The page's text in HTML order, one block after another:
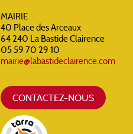
MAIRIE
40 Place des Arceaux
64 240 La Bastide Clairence
05 59 70 29 10
mairie@labastideclairence.com
CONTACTEZ-NOUS